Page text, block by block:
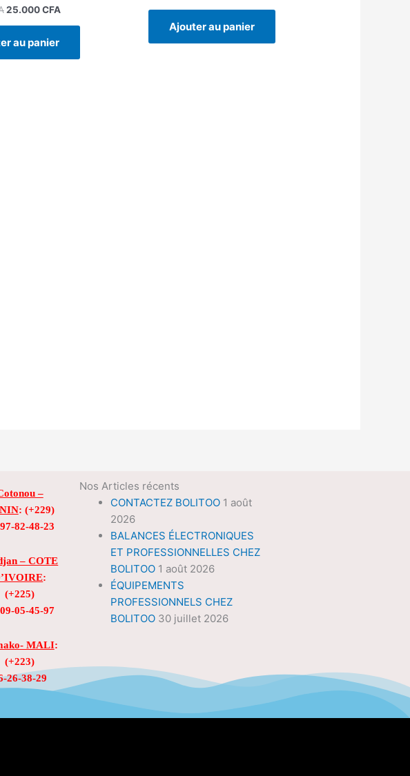
25.000CFA
au panier
Ajouter au panier
–
: (+229)
82-48-23
– COTE
:
(+225)
05-45-97
MALI:
(+223)
26-38-29
Nos Articles récents
CONTACTEZ BOLITOO 1 août
2026
BALANCES ÉLECTRONIQUES
ET PROFESSIONNELLES CHEZ
BOLITOO 1 août 2026
ÉQUIPEMENTS
PROFESSIONNELS CHEZ
BOLITOO 30 juillet 2026